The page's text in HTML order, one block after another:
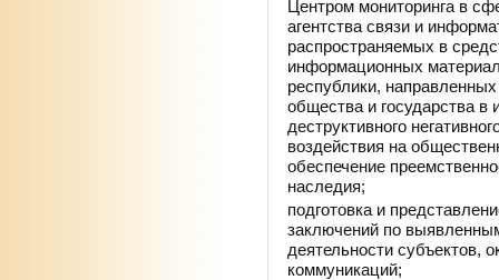
Центром мониторинга в
агентства связи и
распространяемых в
информационных
республики,
общества и государства
деструктивного
воздействия на
обеспечение
наследия;
подготовка и
заключений по
деятельности субъектов,
коммуникаций;